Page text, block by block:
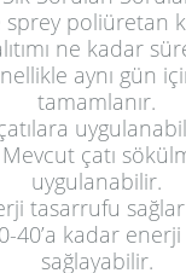
sprey poliüretan
ne kadar
aynı gün
tamamlanır.
Mevcut çatı
uygulanabilir.
tasarrufu sağlar
40’a kadar
sağlayabilir.